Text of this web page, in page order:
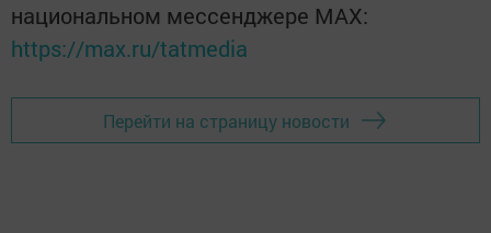
национальном мессенджере MАХ:
https://max.ru/tatmedia
Перейти на страницу новости